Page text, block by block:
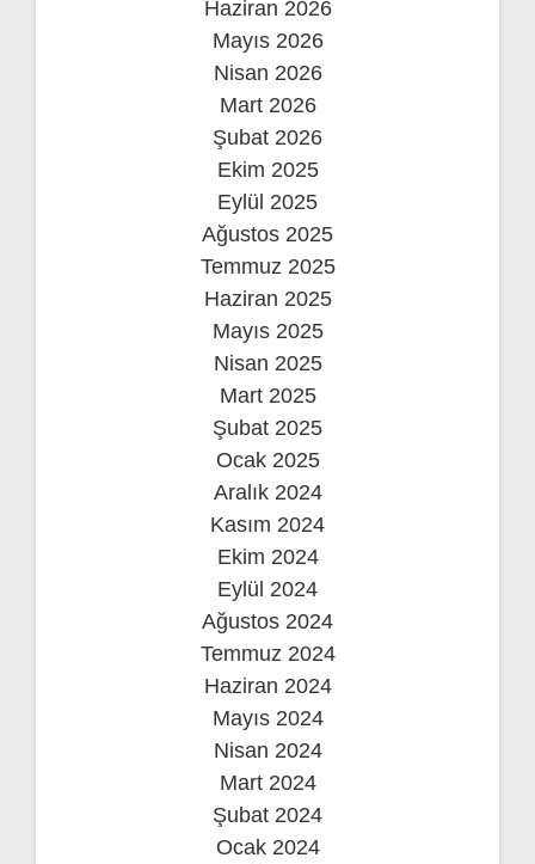
Haziran 2026
Mayıs 2026
Nisan 2026
Mart 2026
Şubat 2026
Ekim 2025
Eylül 2025
Ağustos 2025
Temmuz 2025
Haziran 2025
Mayıs 2025
Nisan 2025
Mart 2025
Şubat 2025
Ocak 2025
Aralık 2024
Kasım 2024
Ekim 2024
Eylül 2024
Ağustos 2024
Temmuz 2024
Haziran 2024
Mayıs 2024
Nisan 2024
Mart 2024
Şubat 2024
Ocak 2024